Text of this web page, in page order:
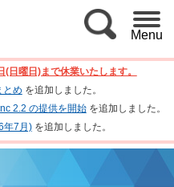
Menu
曜日)まで休業いたします。
とめ を追加しました。
2.2 の提供を開始を追加しました。
年7月)を追加しました。